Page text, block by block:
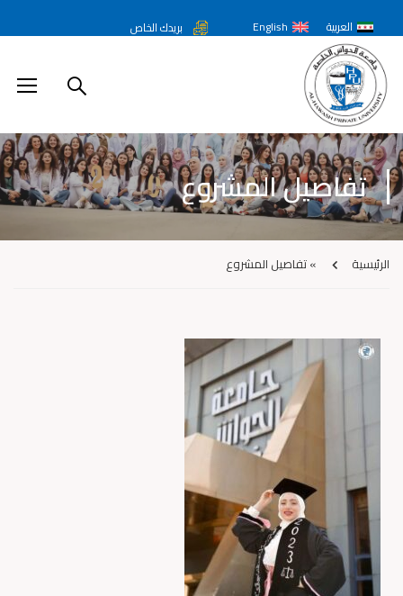
العربية English بريدك الخاص
تفاصيل المشروع
الرئيسية »تفاصيل المشروع